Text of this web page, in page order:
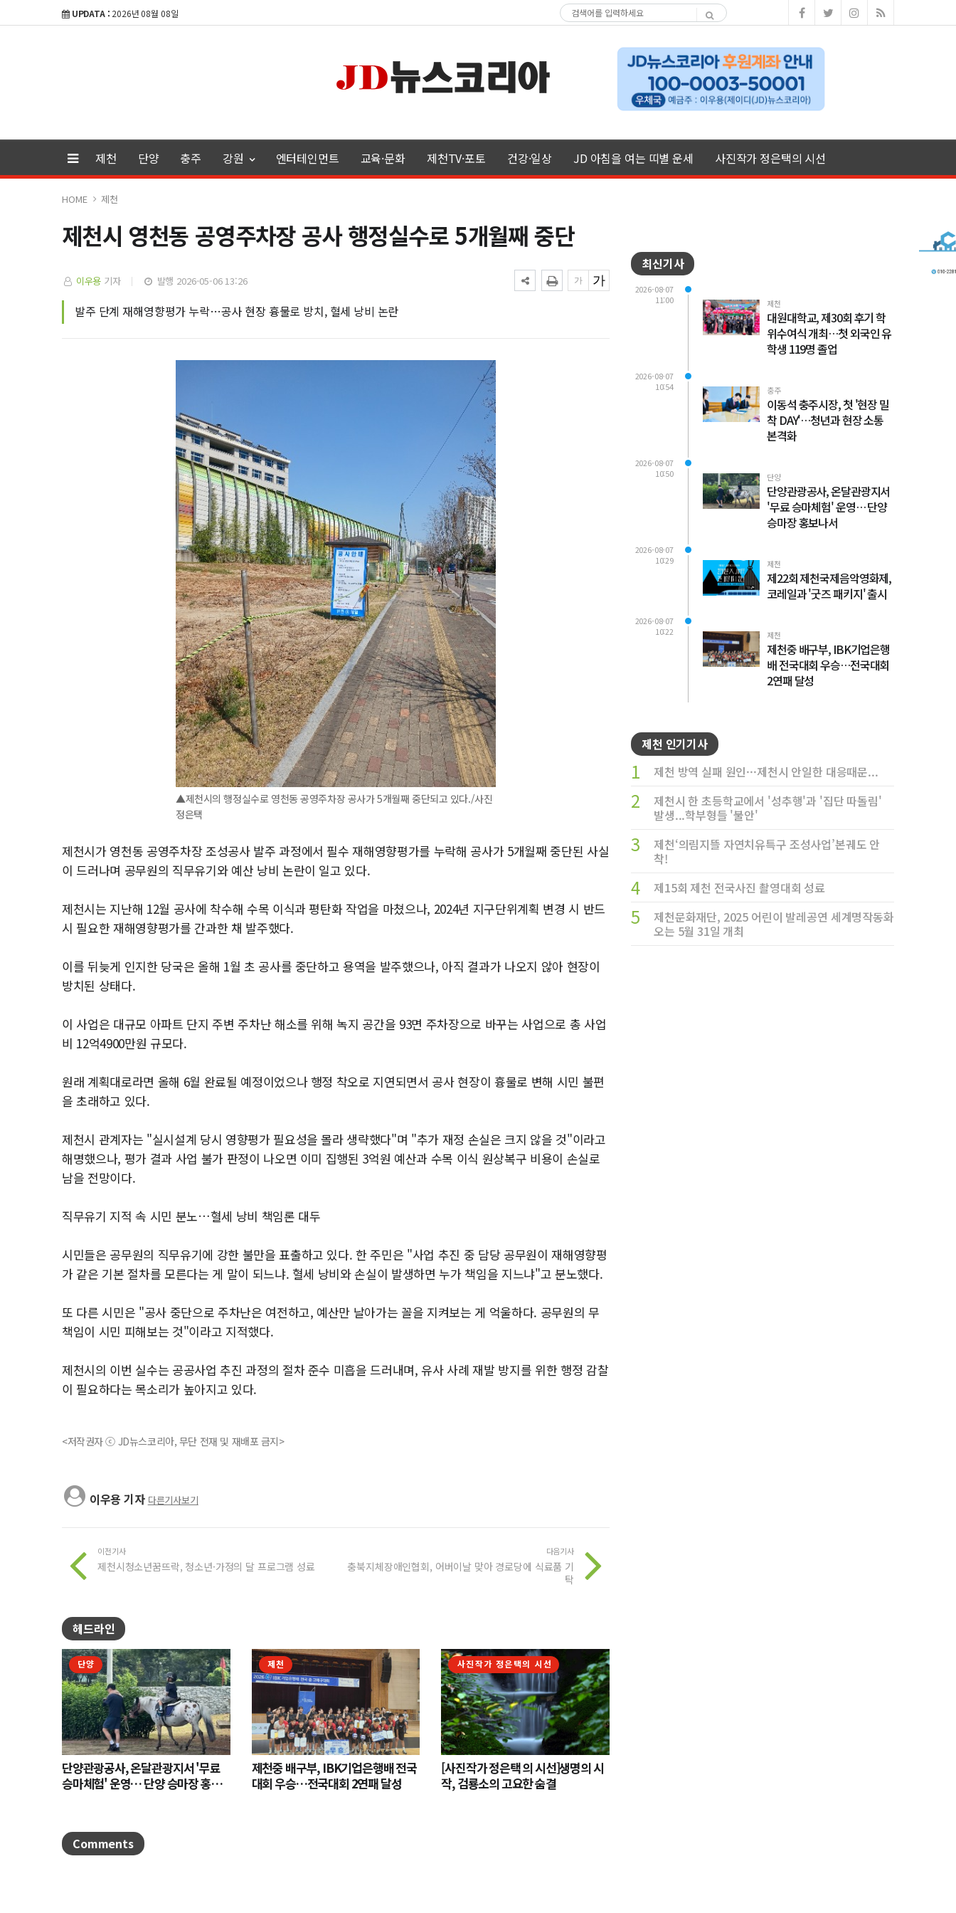
UPDATA : 2026년 08월 08일
제천 단양 충주 강원 엔터테인먼트 교육·문화 제천TV·포토 건강·일상 JD 아침을 여는 띠별 운세 사진작가 정은택의 시선
HOME 제천
제천시 영천동 공영주차장 공사 행정실수로 5개월째 중단
이우용 기자 발행 2026-05-06 13:26
발주 단계 재해영향평가 누락…공사 현장 흉물로 방치, 혈세 낭비 논란
▲제천시의 행정실수로 영천동 공영주차장 공사가 5개월째 중단되고 있다./사진
정은택
제천시가 영천동 공영주차장 조성공사 발주 과정에서 필수 재해영향평가를 누락해 공사가 5개월째 중단된 사실
이 드러나며 공무원의 직무유기와 예산 낭비 논란이 일고 있다.
제천시는 지난해 12월 공사에 착수해 수목 이식과 평탄화 작업을 마쳤으나, 2024년 지구단위계획 변경 시 반드
시 필요한 재해영향평가를 간과한 채 발주했다.
이를 뒤늦게 인지한 당국은 올해 1월 초 공사를 중단하고 용역을 발주했으나, 아직 결과가 나오지 않아 현장이
방치된 상태다.
이 사업은 대규모 아파트 단지 주변 주차난 해소를 위해 녹지 공간을 93면 주차장으로 바꾸는 사업으로 총 사업
비 12억4900만원 규모다.
원래 계획대로라면 올해 6월 완료될 예정이었으나 행정 착오로 지연되면서 공사 현장이 흉물로 변해 시민 불편
을 초래하고 있다.
제천시 관계자는 "실시설계 당시 영향평가 필요성을 몰라 생략했다"며 "추가 재정 손실은 크지 않을 것"이라고
해명했으나, 평가 결과 사업 불가 판정이 나오면 이미 집행된 3억원 예산과 수목 이식 원상복구 비용이 손실로
남을 전망이다.
직무유기 지적 속 시민 분노…혈세 낭비 책임론 대두
시민들은 공무원의 직무유기에 강한 불만을 표출하고 있다. 한 주민은 "사업 추진 중 담당 공무원이 재해영향평
가 같은 기본 절차를 모른다는 게 말이 되느냐. 혈세 낭비와 손실이 발생하면 누가 책임을 지느냐"고 분노했다.
또 다른 시민은 "공사 중단으로 주차난은 여전하고, 예산만 날아가는 꼴을 지켜보는 게 억울하다. 공무원의 무
책임이 시민 피해보는 것"이라고 지적했다.
제천시의 이번 실수는 공공사업 추진 과정의 절차 준수 미흡을 드러내며, 유사 사례 재발 방지를 위한 행정 감찰
이 필요하다는 목소리가 높아지고 있다.
<저작권자 ⓒ JD뉴스코리아, 무단 전재 및 재배포 금지>
이우용 기자 다른기사보기
이전기사
제천시청소년꿈뜨락, 청소년·가정의 달 프로그램 성료
다음기사
충북지체장애인협회, 어버이날 맞아 경로당에 식료품 기
탁
헤드라인
단양
단양관광공사, 온달관광지서 '무료
승마체험' 운영… 단양 승마장 홍보
제천
제천중 배구부, IBK기업은행배 전국
대회 우승…전국대회 2연패 달성
사진작가 정은택의 시선
[사진작가 정은택 의 시선]생명의 시
작, 검룡소의 고요한 숨결
Comments
최신기사
2026-08-07
11:00
제천
대원대학교, 제30회 후기 학
위수여식 개최…첫 외국인 유
학생 119명 졸업
2026-08-07
10:54
충주
이동석 충주시장, 첫 '현장 밀
착 DAY'…청년과 현장 소통
본격화
2026-08-07
10:50
단양
단양관광공사, 온달관광지서
'무료 승마체험' 운영… 단양
승마장 홍보나서
2026-08-07
10:29
제천
제22회 제천국제음악영화제,
코레일과 '굿즈 패키지' 출시
2026-08-07
10:22
제천
제천중 배구부, IBK기업은행
배 전국대회 우승…전국대회
2연패 달성
제천 인기기사
1 제천 방역 실패 원인···제천시 안일한 대응때문...
2
제천시 한 초등학교에서 '성추행'과 '집단 따돌림'
발생...학부형들 '불안'
3
제천‘의림지뜰 자연치유특구 조성사업’본궤도 안
착!
4 제15회 제천 전국사진 촬영대회 성료
5
제천문화재단, 2025 어린이 발레공연 세계명작동화
오는 5월 31일 개최